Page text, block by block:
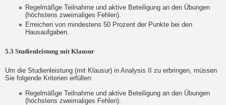
Regelmäßge Teilnahme und aktive Beteiligung an den Übungen
(höchstens zweimaliges Fehlen).
Erreichen von mindestens 50 Prozent der Punkte bei den
Hausaufgaben.
5.3 Studienleistung mit Klausur
Um die Studienleistung (mit Klausur) in Analysis II zu erbringen, müssen
Sie folgende Kriterien erfüllen:
Regelmäßge Teilnahme und aktive Beteiligung an den Übungen
(höchstens zweimaliges Fehlen).